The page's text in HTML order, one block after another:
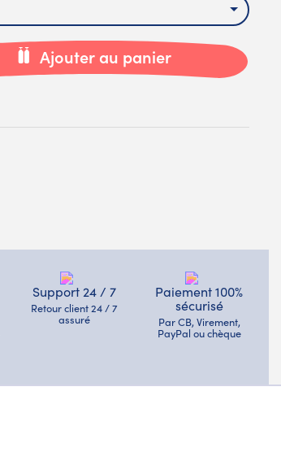
Ajouter au panier
Support 24 / 7
Retour client 24 / 7
assuré
Paiement 100%
sécurisé
Par CB, Virement,
PayPal ou chèque